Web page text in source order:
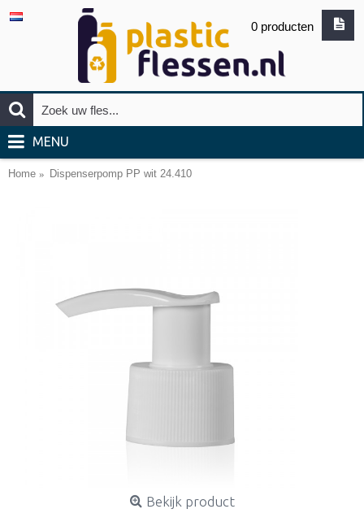
0 producten
MENU
Home Dispenserpomp PP wit 24.410
Bekijk product